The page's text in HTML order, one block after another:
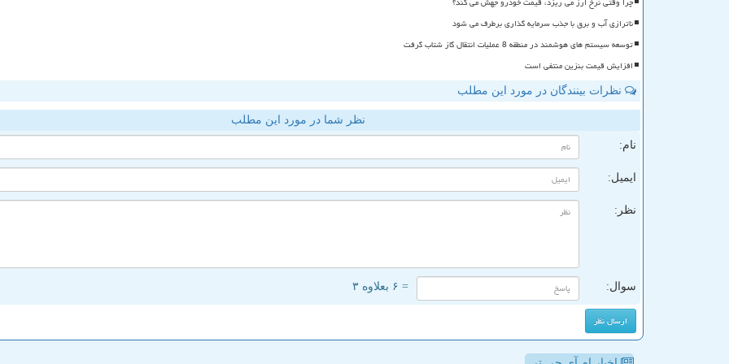
ناترازی آب و برق با جذب سرمایه گذاری برطرف می شود
توسعه سیستم های هوشمند در منطقه 8 عملیات انتقال گاز شتاب گرفت
افزایش قیمت بنزین منتفی است
نظرات بینندگان در مورد این مطلب
نظر شما در مورد این مطلب
نام:
ایمیل:
نظر:
سوال: = ۶ بعلاوه ۳